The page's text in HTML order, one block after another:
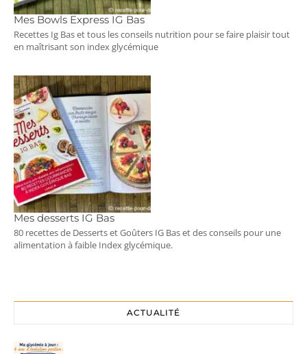
Mes Bowls Express IG Bas
Recettes Ig Bas et tous les conseils nutrition pour se faire plaisir tout
en maîtrisant son index glycémique
Mes desserts IG Bas
80 recettes de Desserts et Goûters IG Bas et des conseils pour une
alimentation à faible Index glycémique.
ACTUALITÉ